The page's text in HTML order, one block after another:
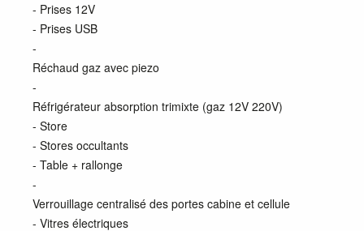
- Prises 12V
- Prises USB
-
Réchaud gaz avec piezo
-
Réfrigérateur absorption trimixte (gaz 12V 220V)
- Store
- Stores occultants
- Table + rallonge
-
Verrouillage centralisé des portes cabine et cellule
- Vitres électriques